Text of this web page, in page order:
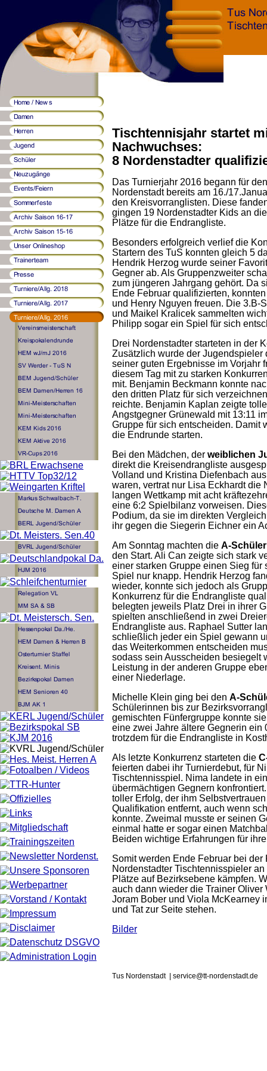
Tischtennisjahr startet
Nachwuchses:
8 Nordenstadter
Das Turnierjahr 2016 begann für
Nordenstadt bereits am 16./
den Kreisvorranglisten. Diese
gingen 19 Nordenstadter Kids an
Plätze für die Endrangliste.
Besonders erfolgreich verlief die
Startern des TuS konnten gleich 5
Hendrik Herzog wurde seiner
Gegner ab. Als Gruppenzweiter
zum jüngeren Jahrgang gehört. Da
Ende Februar qualifizierten,
und Henry Nguyen freuen. Die 3.B-
und Maikel Kralicek sammelten
Philipp sogar ein Spiel für sich
Drei Nordenstadter starteten in der
Zusätzlich wurde der
seiner guten Ergebnisse im Vorjahr
diesem Tag mit zu starken
mit. Benjamin Beckmann konnte
den dritten Platz für sich
reichte. Benjamin Kaplan zeigte
Angstgegner Grünewald mit 13:11
Gruppe für sich entscheiden. Damit
die Endrunde starten.
Bei den Mädchen, der weiblichen
direkt die Kreisendrangliste
Volland und Kristina Diefenbach
waren, vertrat nur Lisa Eckhardt die
langen Wettkamp mit acht
eine 6:2 Spielbilanz vorweisen.
Podium, da sie im direkten
ihr gegen die Siegerin Eichner ein
Am Sonntag machten die A-Schüler
den Start. Ali Can zeigte sich stark
einer starken Gruppe einen Sieg
Spiel nur knapp. Hendrik Herzog
wieder, konnte sich jedoch als
Konkurrenz für die Endrangliste
belegten jeweils Platz Drei in ihrer
spielten anschließend in zwei
Endrangliste aus. Raphael Sutter
schließlich jeder ein Spiel gewann
das Weiterkommen entscheiden
sodass sein Ausscheiden besiegelt
Leistung in der anderen Gruppe
einer Niederlage.
Michelle Klein ging bei den A-
Schülerinnen bis zur
gemischten Fünfergruppe konnte
eine zwei Jahre ältere Gegnerin
trotzdem für die Endrangliste in
Als letzte Konkurrenz starteten die
feierten dabei ihr Turnierdebut, für
Tischtennisspiel. Nima landete in
übermächtigen Gegnern
toller Erfolg, der ihm
Qualifikation entfernt, auch wenn
konnte. Zweimal musste er seinen
einmal hatte er sogar einen
Beiden wichtige Erfahrungen für
Somit werden Ende Februar bei
Nordenstadter Tischtennisspieler
Plätze auf Bezirksebene kämpfen.
auch dann wieder die Trainer Oliver
Joram Bober und Viola McKearney
und Tat zur Seite stehen.
Bilder
Tus Nordenstadt | service@tt-nordenstadt.de